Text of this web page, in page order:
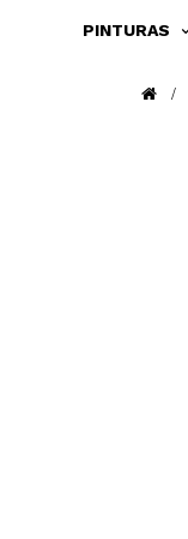
PINTURAS